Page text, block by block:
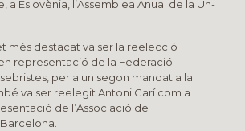
a Eslovènia, l’Assemblea Anual de la Un-
més destacat va ser la reelecció
representació de la Federació
per a un segon mandat a la
va ser reelegit Antoni Garí com a
de l’Associació de